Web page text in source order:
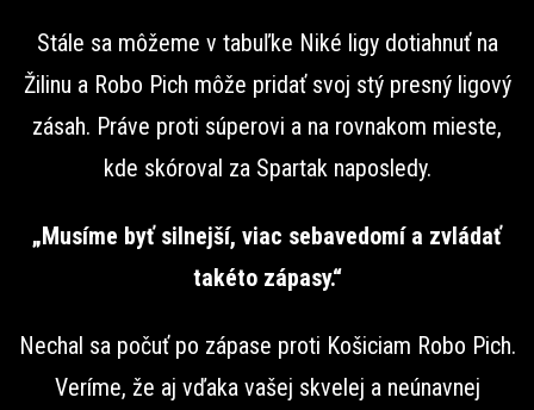
Stále sa môžeme v tabuľke Niké ligy dotiahnuť na
Žilinu a Robo Pich môže pridať svoj stý presný ligový
zásah. Práve proti súperovi a na rovnakom mieste,
kde skóroval za Spartak naposledy.
„Musíme byť silnejší, viac sebavedomí a zvládať
takéto zápasy.“
Nechal sa počuť po zápase proti Košiciam Robo Pich.
Veríme, že aj vďaka vašej skvelej a neúnavnej